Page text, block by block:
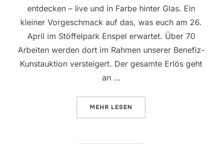
entdecken – live und in Farbe hinter Glas. Ein
kleiner Vorgeschmack auf das, was euch am 26.
April im Stöffelpark Enspel erwartet. Über 70
Arbeiten werden dort im Rahmen unserer Benefiz-
Kunstauktion versteigert. Der gesamte Erlös geht
an …
MEHR ÜBER „KUNST IM
LESEN